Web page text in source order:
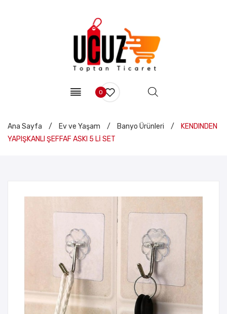
0
Ana Sayfa / Ev ve Yaşam / Banyo Ürünleri /
KENDINDEN
YAPIŞKANLI ŞEFFAF ASKI 5 Lİ SET